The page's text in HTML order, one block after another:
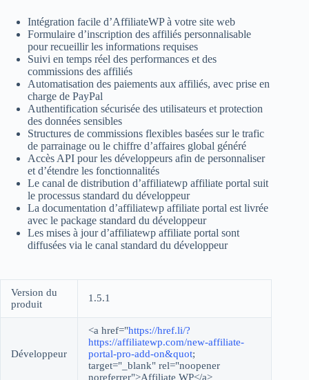
Intégration facile d’AffiliateWP à votre site web
Formulaire d’inscription des affiliés personnalisable
pour recueillir les informations requises
Suivi en temps réel des performances et des
commissions des affiliés
Automatisation des paiements aux affiliés, avec prise en
charge de PayPal
Authentification sécurisée des utilisateurs et protection
des données sensibles
Structures de commissions flexibles basées sur le trafic
de parrainage ou le chiffre d’affaires global généré
Accès API pour les développeurs afin de personnaliser
et d’étendre les fonctionnalités
Le canal de distribution d’affiliatewp affiliate portal suit
le processus standard du développeur
La documentation d’affiliatewp affiliate portal est livrée
avec le package standard du développeur
Les mises à jour d’affiliatewp affiliate portal sont
diffusées via le canal standard du développeur
Version du
produit
1.5.1
Développeur
<a href="https://href.li/?
https://affiliatewp.com/new-affiliate-
portal-pro-add-on&quot;
target="_blank" rel="noopener
noreferrer">Affiliate WP</a>